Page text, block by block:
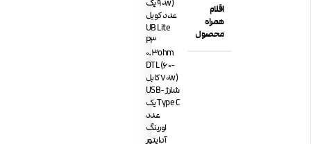
اقلام
همراه
محصول
90w) یک
عدد کویل
UB Lite
P3
0.3ohm
DTL (60-
70w) کابل
شارژ USB-
Type C یک
عدد
اورینگ
آداپتور